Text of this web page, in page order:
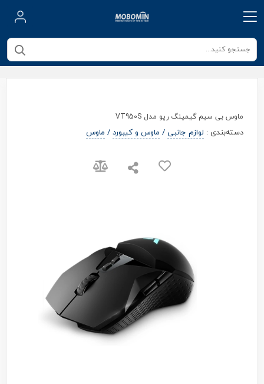
ماوس بی سیم گیمینگ رپو مدل VT950S
دسته‌بندی : لوازم جانبی / ماوس و کیبورد/ ماوس